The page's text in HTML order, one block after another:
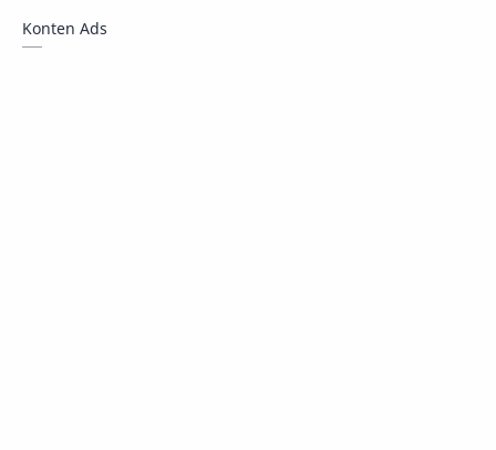
Konten Ads